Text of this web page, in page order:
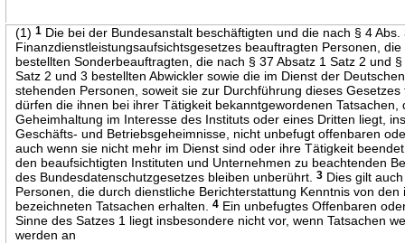
(1)1 Die bei der Bundesanstalt beschäftigten und die nach § 4 Abs.
Finanzdienstleistungsaufsichtsgesetzes beauftragten Personen,
bestellten Sonderbeauftragten, die nach § 37 Absatz 1 Satz 2 und
Satz 2 und 3 bestellten Abwickler sowie die im Dienst der
stehenden Personen, soweit sie zur Durchführung dieses
dürfen die ihnen bei ihrer Tätigkeit bekanntgewordenen Tatsachen,
Geheimhaltung im Interesse des Instituts oder eines Dritten liegt,
Geschäfts- und Betriebsgeheimnisse, nicht unbefugt offenbaren
auch wenn sie nicht mehr im Dienst sind oder ihre Tätigkeit
den beaufsichtigten Instituten und Unternehmen zu beachtenden
des Bundesdatenschutzgesetzes bleiben unberührt.3 Dies gilt
Personen, die durch dienstliche Berichterstattung Kenntnis von den
bezeichneten Tatsachen erhalten.4 Ein unbefugtes Offenbaren
Sinne des Satzes 1 liegt insbesondere nicht vor, wenn Tatsachen
werden an